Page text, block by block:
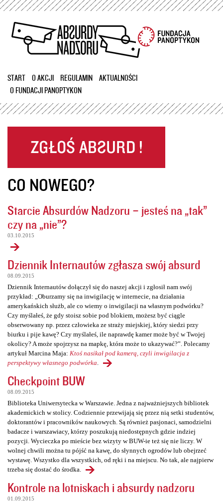
Przejdź
treści
START O AKCJI REGULAMIN
AKTUALNOŚCI
O FUNDACJI PANOPTYKON
CO NOWEGO?
Starcie Absurdów Nadzoru – jesteś na „tak”
czy na „nie”?
03.10.2015
Dziennik Internautów zgłasza swój absurd
08.09.2015
Dziennik Internautów dołączył się do naszej akcji i zgłosił nam swój
przykład: „Oburzamy się na inwigilację w internecie, na działania
amerykańskich służb, ale co wiemy o inwigilacji na własnym podwórku?
Czy myślałeś, że gdy stoisz sobie pod blokiem, możesz być ciągle
obserwowany np. przez człowieka ze straży miejskiej, który siedzi przy
biurku i pije kawę? Czy myślałeś, ile naprawdę kamer może być w Twojej
okolicy? A może spojrzysz na mapkę, która może to ukazywać?”. Polecamy
artykuł Marcina Maja: Ktoś nasikał pod kamerą, czyli inwigilacja z
perspektywy własnego podwórka
Checkpoint BUW
08.09.2015
Biblioteka Uniwersytecka w Warszawie. Jedna z najważniejszych bibliotek
akademickich w stolicy. Codziennie przewijają się przez nią setki studentów,
doktorantów i pracowników naukowych. Są również pasjonaci, samodzielni
badacze i warszawiacy, którzy poszukują niedostępnych gdzie indziej
pozycji. Wycieczka po mieście bez wizyty w BUW-ie też się nie liczy. W
wolnej chwili można tu pójść na kawę, do słynnych ogrodów lub obejrzeć
wystawę. Wszystko dla wszystkich, od ręki i na miejscu. No tak, ale najpierw
trzeba się dostać do środka.
Kontrole na lotniskach i absurdy nadzoru
01.09.2015